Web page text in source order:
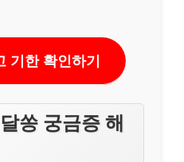
기한 확인하기
쏭 궁금증 해